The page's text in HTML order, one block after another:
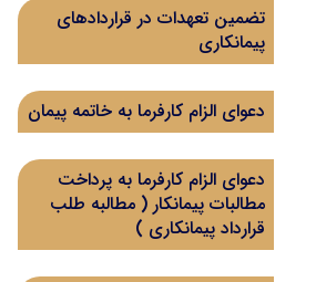
تضمین تعهدات در قراردادهای
پیمانکاری
دعوای الزام کارفرما به خاتمه پیمان
دعوای الزام کارفرما به پرداخت
مطالبات پیمانکار ( مطالبه طلب
قرارداد پیمانکاری )